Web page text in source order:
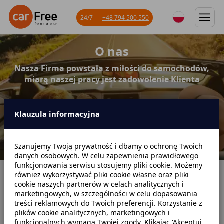
O nas
Nasza Firma powstała z miłości do samochodów,
miarą naszej pracy jest zadowolenie Klienta
24/7 +48 794 500 550
Strona główna O nas
JESTEŚMY PO TO BY SPEŁNIAĆ TWOJE
Klauzula informacyjna
Szanujemy Twoją prywatność i dbamy o ochronę Twoich
danych osobowych. W celu zapewnienia prawidłowego
funkcjonowania serwisu stosujemy pliki cookie. Możemy
również wykorzystywać pliki cookie własne oraz pliki
cookie naszych partnerów w celach analitycznych i
marketingowych, w szczególności w celu dopasowania
treści reklamowych do Twoich preferencji. Korzystanie z
plików cookie analitycznych, marketingowych i